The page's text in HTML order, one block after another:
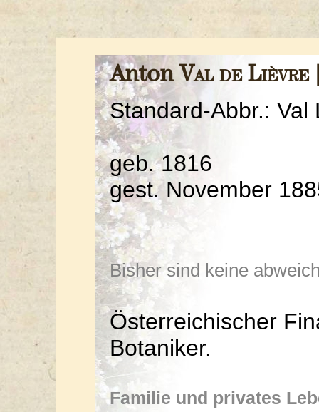
Anton Val de Lièvre
Standard-Abbr.: Val
geb. 1816
gest. November
Bisher sind keine
Österreichischer
Botaniker.
Familie und privates